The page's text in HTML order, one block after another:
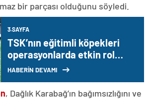
bir parçası olduğunu söyledi.
3.SAYFA
TSK’nın eğitimli köpekleri
operasyonlarda etkin rol
oynuyor
HABERİN DEVAMI
, Dağlık Karabağ’ın bağımsızlığını ve